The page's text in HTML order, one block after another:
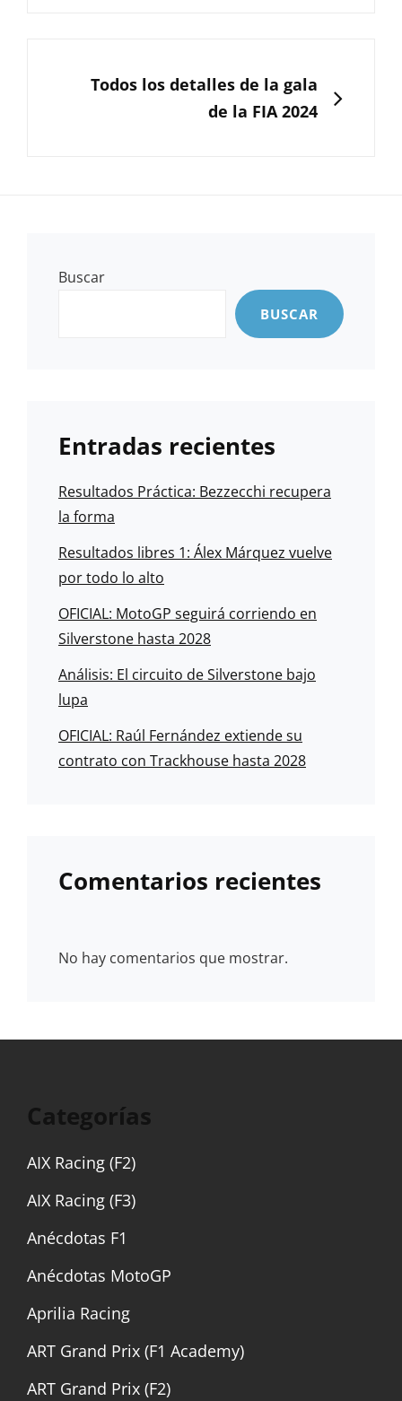
SIGUIENTE
Todos los detalles de la gala
de la FIA 2024
Buscar
BUSCAR
Entradas recientes
Resultados Práctica: Bezzecchi recupera
la forma
Resultados libres 1: Álex Márquez vuelve
por todo lo alto
OFICIAL: MotoGP seguirá corriendo en
Silverstone hasta 2028
Análisis: El circuito de Silverstone bajo
lupa
OFICIAL: Raúl Fernández extiende su
contrato con Trackhouse hasta 2028
Comentarios recientes
No hay comentarios que mostrar.
Categorías
AIX Racing (F2)
AIX Racing (F3)
Anécdotas F1
Anécdotas MotoGP
Aprilia Racing
ART Grand Prix (F1 Academy)
ART Grand Prix (F2)